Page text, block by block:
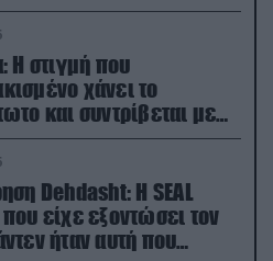
Η στιγμή που
χάνει το
και συντρίβεται με
έδαφος (βίντεο)
Dehdasht: Η SEAL
είχε εξοντώσει τον
ήταν αυτή που